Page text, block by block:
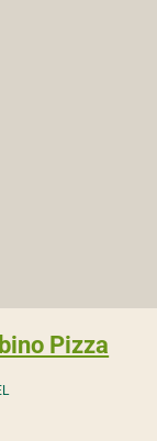
Pizza